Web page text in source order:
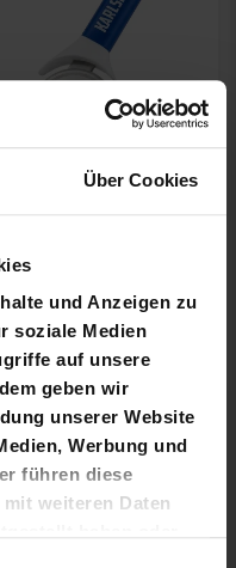
Über Cookies
und Anzeigen zu
soziale Medien
auf unsere
geben wir
unserer Website
Werbung und
führen diese
weiteren Daten
KSC
€